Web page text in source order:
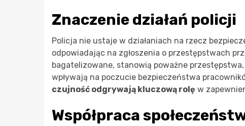
Znaczenie działań policji
Policja nie ustaje w działaniach na rzecz
odpowiadając na zgłoszenia o przestępstwach
bagatelizowane, stanowią poważne
wpływają na poczucie bezpieczeństwa
czujność odgrywają kluczową rolę w
Współpraca